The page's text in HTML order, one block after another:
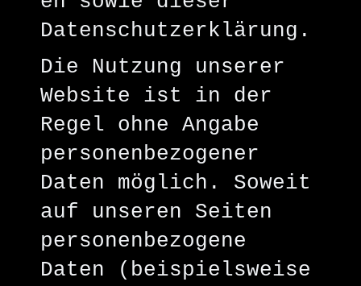
Datenschutzerklärung.
Die Nutzung unserer
Website ist in der
Regel ohne Angabe
personenbezogener
Daten möglich. Soweit
auf unseren Seiten
personenbezogene
Daten (beispielsweise